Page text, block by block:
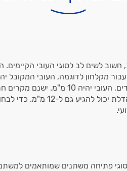
לשים לב לסוגי העובי הקיימים.
על התקנה של דלת עבור משרדי עובדים,
ועליה להיות יציבה וחזקה
סוגי פתיחה משתנים שמותאמים